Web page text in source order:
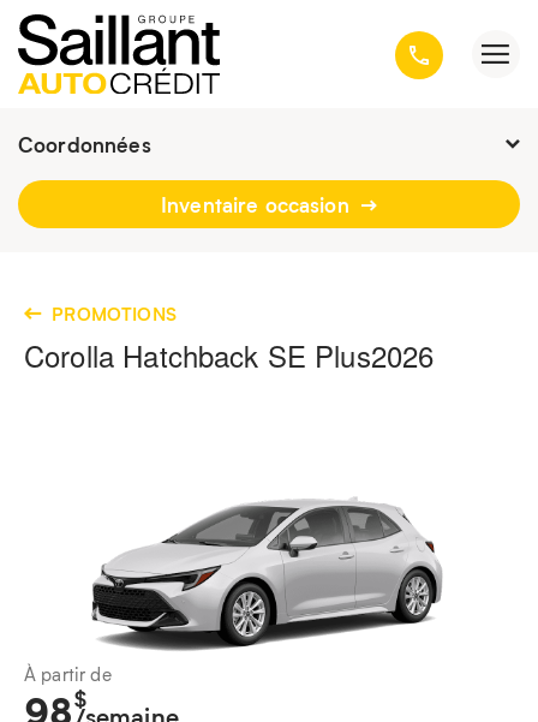
Coordonnées
Fermé : Ouverture-
Inventaire occasion
PROMOTIONS
Corolla Hatchback SE Plus2026
À partir de
98$